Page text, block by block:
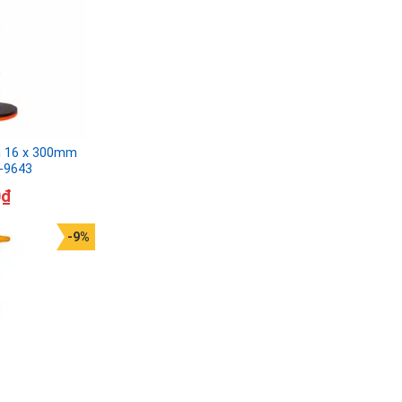
x 300mm
₫
-9%